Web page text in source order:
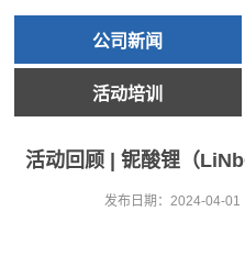
公司新闻
活动培训
活动回顾 | 铌酸锂（
发布日期： 2024-04-01